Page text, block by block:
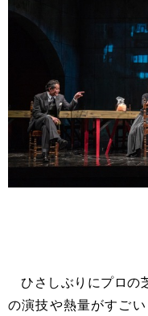
ひさしぶりにプロの
の演技や熱量がすご